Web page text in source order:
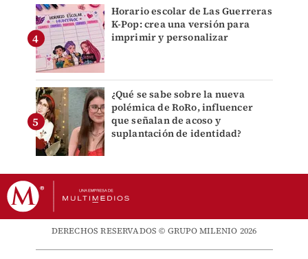
Horario escolar de Las Guerreras
K-Pop: crea una versión para
imprimir y personalizar
¿Qué se sabe sobre la nueva
polémica de RoRo, influencer
que señalan de acoso y
suplantación de identidad?
DERECHOS RESERVADOS © GRUPO MILENIO 2026